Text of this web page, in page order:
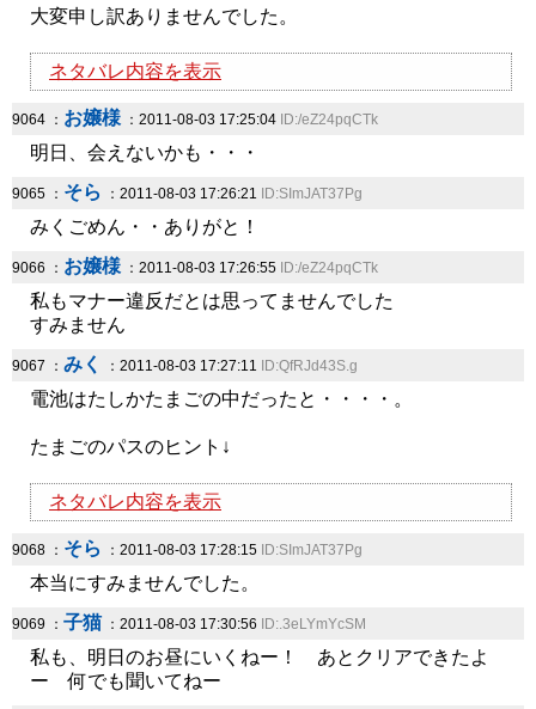
大変申し訳ありませんでした。
ネタバレ内容を表示
9064 ： お嬢様：2011-08-03 17:25:04 ID:/eZ24pqCTk
明日、会えないかも・・・
9065 ： そら ：2011-08-03 17:26:21 ID:SImJAT37Pg
みくごめん・・ありがと！
9066 ： お嬢様：2011-08-03 17:26:55 ID:/eZ24pqCTk
私もマナー違反だとは思ってませんでした
すみません
9067 ： みく ：2011-08-03 17:27:11 ID:QfRJd43S.g
電池はたしかたまごの中だったと・・・・。
たまごのパスのヒント↓
ネタバレ内容を表示
9068 ： そら ：2011-08-03 17:28:15 ID:SImJAT37Pg
本当にすみませんでした。
9069 ： 子猫 ：2011-08-03 17:30:56 ID:.3eLYmYcSM
私も、明日のお昼にいくねー！ あとクリアできたよ
ー 何でも聞いてねー